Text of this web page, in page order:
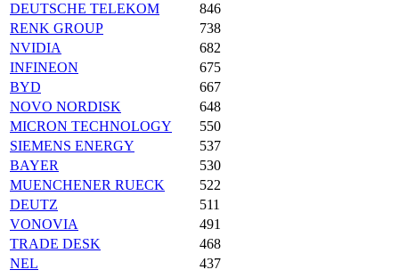
DEUTSCHE TELEKOM
846
RENK GROUP
738
NVIDIA
682
INFINEON
675
BYD
667
NOVO NORDISK
648
MICRON TECHNOLOGY
550
SIEMENS ENERGY
537
BAYER
530
MUENCHENER RUECK
522
DEUTZ
511
VONOVIA
491
TRADE DESK
468
NEL
437